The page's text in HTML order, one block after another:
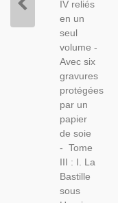
IV reliés
en un
seul
volume -
Avec six
gravures
protégées
par un
papier
de soie
- Tome
III : I. La
Bastille
sous